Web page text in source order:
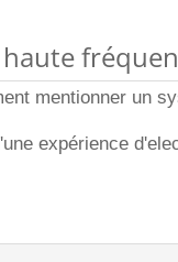
haute
mentionner un
expérience